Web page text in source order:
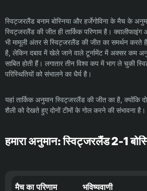
स्विट्जरलैंड बनाम बोस्निया और हर्जेगोविना के मैच के
स्विट्जरलैंड की जीत ही तार्किक परिणाम है। क्वालीफाइंग
भी मामूली अंतर से स्विट्जरलैंड की जीत का समर्थन करते
है, लेकिन दबाव में खेले जाने वाले टूर्नामेंट में अक्सर कम
साबित होती हैं। लगातार तीन विश्व कप में भाग ले चुकी
परिस्थितियों को संभालने का धैर्य है।
यहां तार्किक अनुमान स्विट्जरलैंड की जीत का है, क्योंकि
शैली को देखते हुए दोनों टीमों के गोल करने की संभावना है।
हमारा अनुमान: स्विट्जरलैंड 2-1
मैच का परिणाम भविष्यवाणी